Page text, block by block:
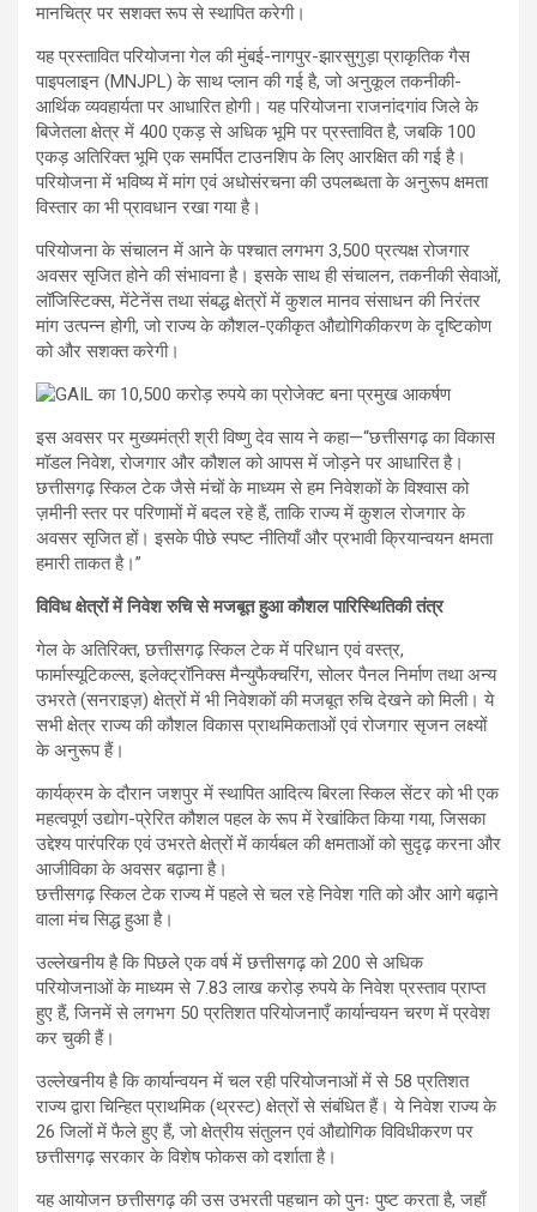
मानचित्र पर सशक्त रूप से स्थापित करेगी।
यह प्रस्तावित परियोजना गेल की मुंबई-नागपुर-झारसुगुड़ा प्राकृतिक गैस
पाइपलाइन (MNJPL) के साथ प्लान की गई है, जो अनुकूल तकनीकी-
आर्थिक व्यवहार्यता पर आधारित होगी। यह परियोजना राजनांदगांव जिले के
बिजेतला क्षेत्र में 400 एकड़ से अधिक भूमि पर प्रस्तावित है, जबकि 100
एकड़ अतिरिक्त भूमि एक समर्पित टाउनशिप के लिए आरक्षित की गई है।
परियोजना में भविष्य में मांग एवं अधोसंरचना की उपलब्धता के अनुरूप क्षमता
विस्तार का भी प्रावधान रखा गया है।
परियोजना के संचालन में आने के पश्चात लगभग 3,500 प्रत्यक्ष रोजगार
अवसर सृजित होने की संभावना है। इसके साथ ही संचालन, तकनीकी सेवाओं,
लॉजिस्टिक्स, मेंटेनेंस तथा संबद्ध क्षेत्रों में कुशल मानव संसाधन की निरंतर
मांग उत्पन्न होगी, जो राज्य के कौशल-एकीकृत औद्योगिकीकरण के दृष्टिकोण
को और सशक्त करेगी।
इस अवसर पर मुख्यमंत्री श्री विष्णु देव साय ने कहा—“छत्तीसगढ़ का विकास
मॉडल निवेश, रोजगार और कौशल को आपस में जोड़ने पर आधारित है।
छत्तीसगढ़ स्किल टेक जैसे मंचों के माध्यम से हम निवेशकों के विश्वास को
ज़मीनी स्तर पर परिणामों में बदल रहे हैं, ताकि राज्य में कुशल रोजगार के
अवसर सृजित हों। इसके पीछे स्पष्ट नीतियाँ और प्रभावी क्रियान्वयन क्षमता
हमारी ताकत है।”
विविध क्षेत्रों में निवेश रुचि से मजबूत हुआ कौशल पारिस्थितिकी तंत्र
गेल के अतिरिक्त, छत्तीसगढ़ स्किल टेक में परिधान एवं वस्त्र,
फार्मास्यूटिकल्स, इलेक्ट्रॉनिक्स मैन्युफैक्चरिंग, सोलर पैनल निर्माण तथा अन्य
उभरते (सनराइज़) क्षेत्रों में भी निवेशकों की मजबूत रुचि देखने को मिली। ये
सभी क्षेत्र राज्य की कौशल विकास प्राथमिकताओं एवं रोजगार सृजन लक्ष्यों
के अनुरूप हैं।
कार्यक्रम के दौरान जशपुर में स्थापित आदित्य बिरला स्किल सेंटर को भी एक
महत्वपूर्ण उद्योग-प्रेरित कौशल पहल के रूप में रेखांकित किया गया, जिसका
उद्देश्य पारंपरिक एवं उभरते क्षेत्रों में कार्यबल की क्षमताओं को सुदृढ़ करना और
आजीविका के अवसर बढ़ाना है।
छत्तीसगढ़ स्किल टेक राज्य में पहले से चल रहे निवेश गति को और आगे बढ़ाने
वाला मंच सिद्ध हुआ है।
उल्लेखनीय है कि पिछले एक वर्ष में छत्तीसगढ़ को 200 से अधिक
परियोजनाओं के माध्यम से 7.83 लाख करोड़ रुपये के निवेश प्रस्ताव प्राप्त
हुए हैं, जिनमें से लगभग 50 प्रतिशत परियोजनाएँ कार्यान्वयन चरण में प्रवेश
कर चुकी हैं।
उल्लेखनीय है कि कार्यान्वयन में चल रही परियोजनाओं में से 58 प्रतिशत
राज्य द्वारा चिन्हित प्राथमिक (थ्रस्ट) क्षेत्रों से संबंधित हैं। ये निवेश राज्य के
26 जिलों में फैले हुए हैं, जो क्षेत्रीय संतुलन एवं औद्योगिक विविधीकरण पर
छत्तीसगढ़ सरकार के विशेष फोकस को दर्शाता है।
यह आयोजन छत्तीसगढ़ की उस उभरती पहचान को पुनः पुष्ट करता है, जहाँ